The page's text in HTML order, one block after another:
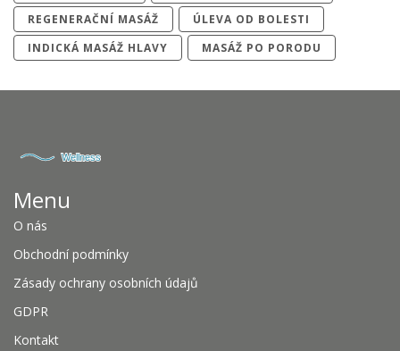
REGENERAČNÍ MASÁŽ
ÚLEVA OD BOLESTI
INDICKÁ MASÁŽ HLAVY
MASÁŽ PO PORODU
Menu
O nás
Obchodní podmínky
Zásady ochrany osobních údajů
GDPR
Kontakt